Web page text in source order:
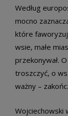
Według
mocno
które
wsie, małe
przekonywał.
troszczyć, o
ważny –
Wojciechowski